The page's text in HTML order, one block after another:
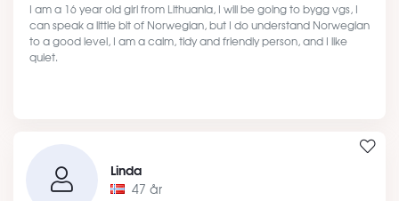
I am a 16 year old girl from Lithuania, I will be going to bygg vgs, I
can speak a little bit of Norwegian, but I do understand Norwegian
to a good level, I am a calm, tidy and friendly person, and I like
quiet.
Linda
47 år